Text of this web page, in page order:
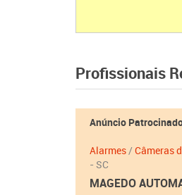
Profissionais
Anúncio
Alarmes/Câmeras
- SC
MAGEDO